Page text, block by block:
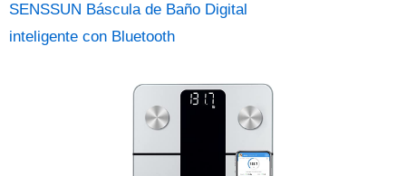
SENSSUN Báscula de Baño Digital
inteligente con Bluetooth